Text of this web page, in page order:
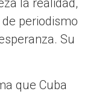
la realidad,
periodismo
Su
que Cuba